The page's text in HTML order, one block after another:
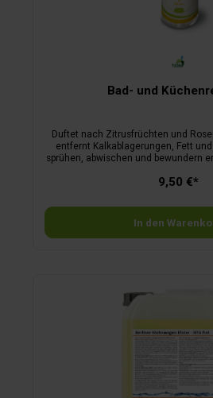
Bad- und
Duftet nach Zitrusfrüchten und Rosen. frisch und
entfernt Kalkablagerungen, Fett
sprühen, abwischen und bewundern
und saubere Reise Kompaktes Reisen
unangenehme Gerüche nimmt man
schneller wahr. Der Bad- und
entfernt Schmutz und Fett im
Urlaub wunderbare und
9,50 €*
In den